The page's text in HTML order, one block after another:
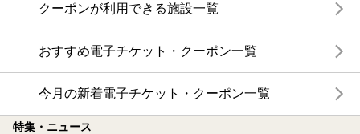
クーポンが利用できる施設一覧
おすすめ電子チケット・クーポン一覧
今月の新着電子チケット・クーポン一覧
特集・ニュース